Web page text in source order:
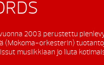
2003 perustettu
(Mokoma-orkesterin)
musiikkiaan jo liuta